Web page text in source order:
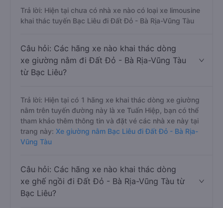
Trả lời: Hiện tại chưa có nhà xe nào có loại xe limousine
khai thác tuyến Bạc Liêu đi Đất Đỏ - Bà Rịa-Vũng Tàu
Câu hỏi: Các hãng xe nào khai thác dòng
xe giường nằm đi Đất Đỏ - Bà Rịa-Vũng Tàu
từ Bạc Liêu?
Trả lời: Hiện tại có 1 hãng xe khai thác dòng xe giường
nằm trên tuyến đường này là xe Tuấn Hiệp, bạn có thể
tham khảo thêm thông tin và đặt vé các nhà xe này tại
trang này: Xe giường nằm Bạc Liêu đi Đất Đỏ - Bà Rịa-
Vũng Tàu
Câu hỏi: Các hãng xe nào khai thác dòng
xe ghế ngồi đi Đất Đỏ - Bà Rịa-Vũng Tàu từ
Bạc Liêu?